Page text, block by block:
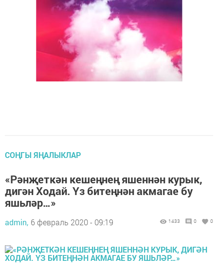
СОҢГЫ ЯҢАЛЫКЛАР
«Рәнҗеткән кешеңнең яшеннән курык,
дигән Ходай. Үз битеңнән акмагае бу
яшьләр…»
admin, 6 февраль 2020 - 09:19 1433 0 0